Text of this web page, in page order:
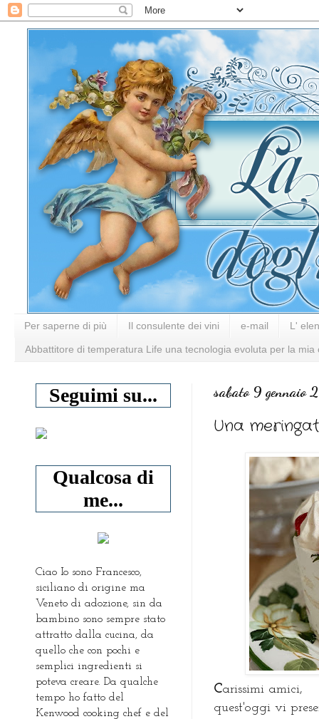
Per saperne di più Il consulente dei vini e-mail L'
Abbattitore di temperatura Life una tecnologia evoluta per la mia
sabato 9 gennaio
Una
Carissimi amici,
quest'oggi vi
Seguimi su...
Qualcosa di
me...
Ciao Io sono Francesco,
siciliano di origine ma
Veneto di adozione, sin da
bambino sono sempre stato
attratto dalla cucina, da
quello che con pochi e
semplici ingredienti si
poteva creare. Da qualche
tempo ho fatto del
Kenwood cooking chef e del